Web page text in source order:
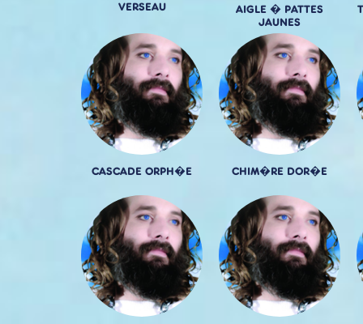
VERSEAU
AIGLE � PATTES
JAUNES
CASCADE ORPH�E CHIM�RE DOR�E